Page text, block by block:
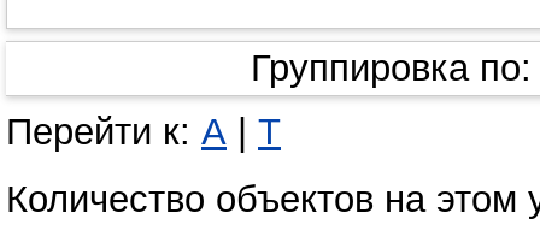
Группировка
Перейти к: А | Т
Количество объектов на этом